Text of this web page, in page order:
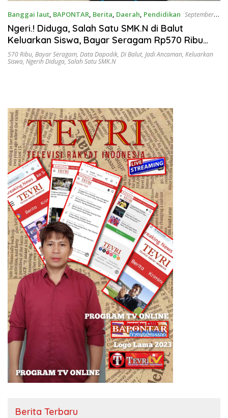
Banggai laut, BAPONTAR, Berita, Daerah, Pendidikan September
22, 2025
Ngeri.! Diduga, Salah Satu SMK.N di Balut
Keluarkan Siswa, Bayar Seragam Rp570 Ribu
Data Dapodik Jadi Ancaman
570 Ribu, Bayar Seragam, Data Dapodik, Di Balut, Jadi Ancaman, Keluarkan
Siswa, Ngerih Diduga, Salah Satu SMK.N
Berita Terbaru